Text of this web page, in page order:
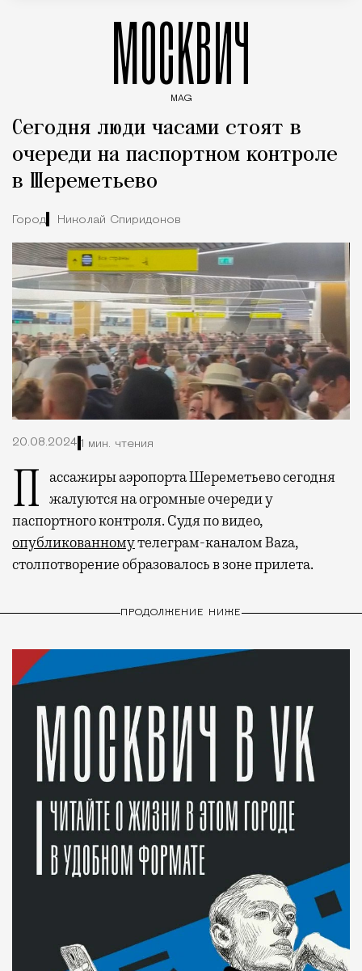
МОСКВИЧ
MAG
Сегодня люди часами стоят в
очереди на паспортном контроле
в Шереметьево
Город Николай Спиридонов
20.08.2024 1 мин. чтения
Пассажиры аэропорта Шереметьево сегодня жалуются на огромные очереди у
паспортного контроля. Судя по видео,
опубликованномутелеграм-каналом Baza,
столпотворение образовалось в зоне прилета.
ПРОДОЛЖЕНИЕ НИЖЕ